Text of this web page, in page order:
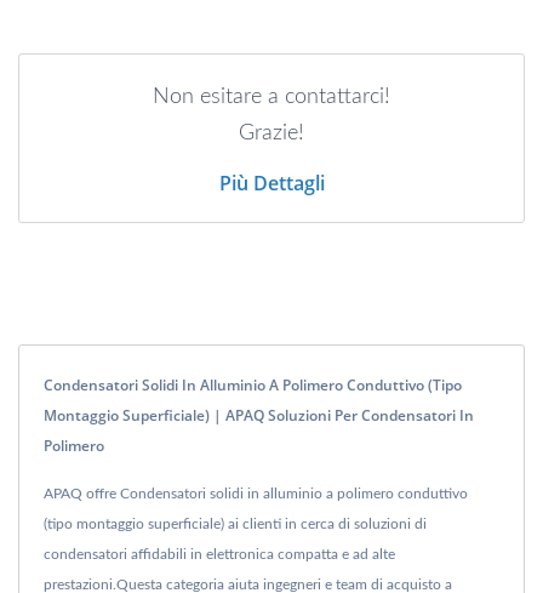
Non esitare a contattarci!
Grazie!
Più Dettagli
Condensatori Solidi In Alluminio A Polimero Conduttivo (tipo
Montaggio Superficiale) | APAQ Soluzioni Per Condensatori In
Polimero
APAQ offre Condensatori solidi in alluminio a polimero conduttivo
(tipo montaggio superficiale) ai clienti in cerca di soluzioni di
condensatori affidabili in elettronica compatta e ad alte
prestazioni.Questa categoria aiuta ingegneri e team di acquisto a